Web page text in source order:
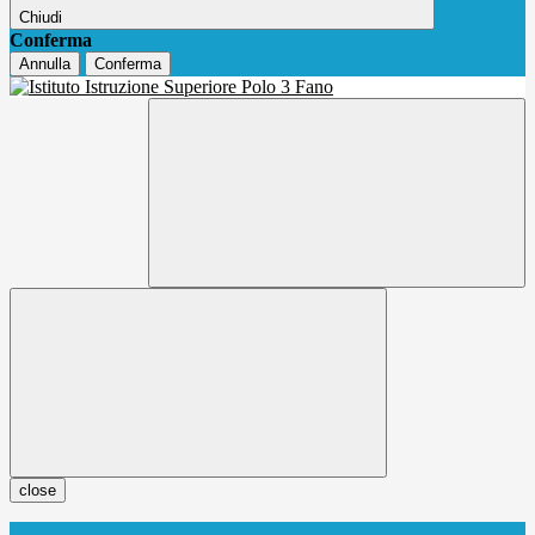
Chiudi
Conferma
Annulla Conferma
close